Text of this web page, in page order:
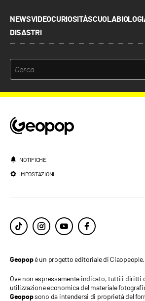
NEWSVIDEOCURIOSITÀSCUOLA
DISASTRI
NOTIFICHE
IMPOSTAZIONI
Geopopè un progetto editoriale di Ciaopeople.
Ove non espressamente indicato, tutti i diritti
utilizzazione economica del materiale
Geopopsono da intendersi di proprietà del